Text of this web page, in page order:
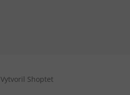
Vytvoril Shoptet